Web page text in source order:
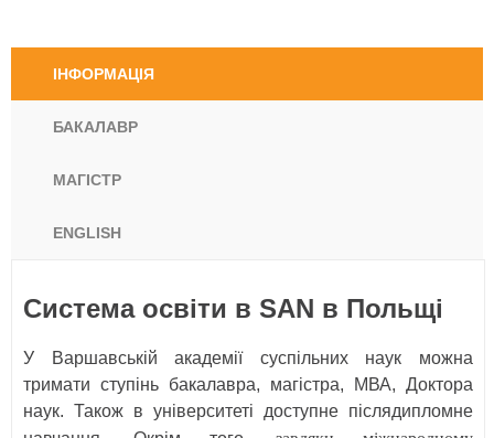
ІНФОРМАЦІЯ
БАКАЛАВР
МАГІСТР
ENGLISH
Система освіти в SAN в Польщі
У Варшавській академії суспільних наук можна
тримати ступінь бакалавра, магістра, МВА, Доктора
наук. Також в університеті доступне післядипломне